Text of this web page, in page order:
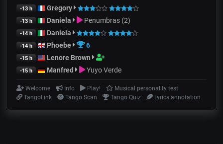
-13 h Gregory
-13 h Daniela Penumbras (2)
-14 h Daniela
-14 h Phoebe 6
-15 h Lenore Brown
-15 h Manfred Yuyo Verde
Welcome Info Play!
Musical personality test
TangoLink
Tango Scan Tango Quiz Lyrics annotation